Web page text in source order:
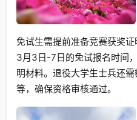
免试生需提前准备竞赛获奖
3月3日-7日的免试报名时间
明材料。退役大学生士兵还
等，确保资格审核通过。